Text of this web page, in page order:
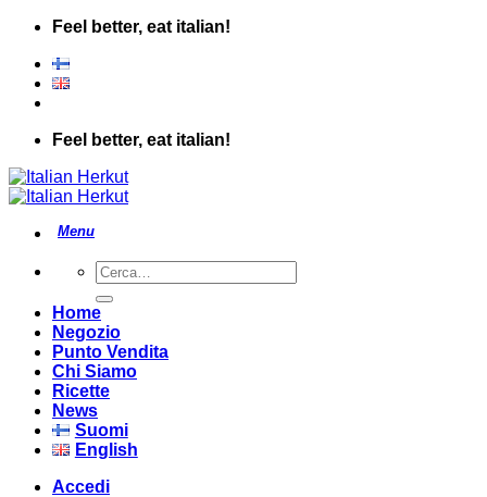
Salta
contenuti
Feel better, eat italian!
Feel better, eat italian!
Cerca:
Home
Negozio
Punto Vendita
Chi Siamo
Ricette
News
Suomi
English
Accedi